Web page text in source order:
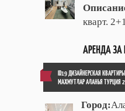
кварт.
АРЕНДА
ID19 ДИЗАЙНЕРСКАЯ
МАХМУТЛАР АЛАНЬЯ ТУРЦИЯ
Город: